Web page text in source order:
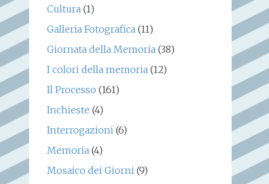
Cultura(1)
Galleria Fotografica(11)
Giornata della Memoria(38)
I colori della memoria(12)
Il Processo (161)
Inchieste (4)
Interrogazioni(6)
Memoria(4)
Mosaico dei Giorni(9)